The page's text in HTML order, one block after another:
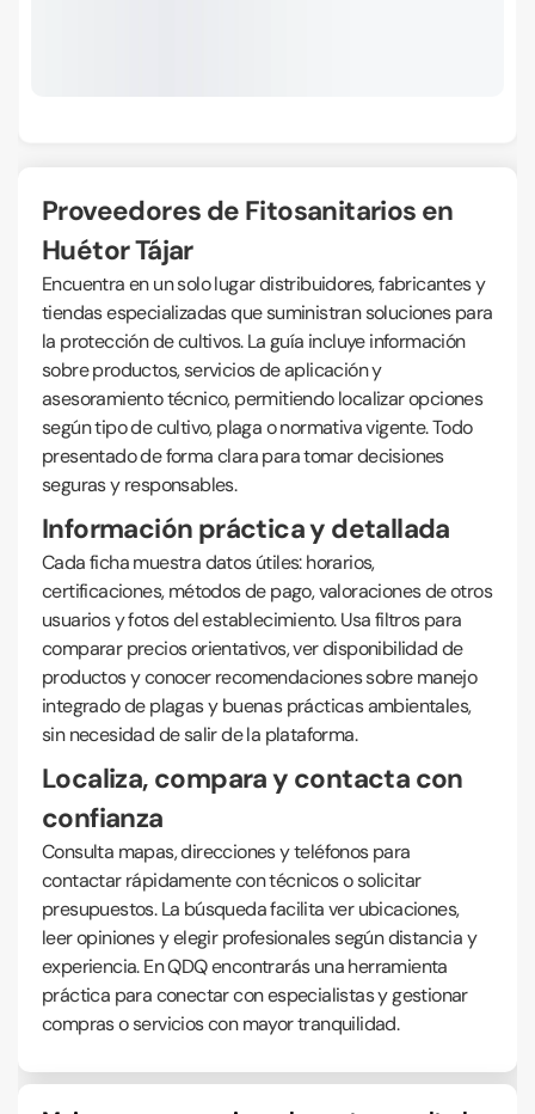
Proveedores de Fitosanitarios en
Huétor Tájar
Encuentra en un solo lugar distribuidores, fabricantes y
tiendas especializadas que suministran soluciones para
la protección de cultivos. La guía incluye información
sobre productos, servicios de aplicación y
asesoramiento técnico, permitiendo localizar opciones
según tipo de cultivo, plaga o normativa vigente. Todo
presentado de forma clara para tomar decisiones
seguras y responsables.
Información práctica y detallada
Cada ficha muestra datos útiles: horarios,
certificaciones, métodos de pago, valoraciones de otros
usuarios y fotos del establecimiento. Usa filtros para
comparar precios orientativos, ver disponibilidad de
productos y conocer recomendaciones sobre manejo
integrado de plagas y buenas prácticas ambientales,
sin necesidad de salir de la plataforma.
Localiza, compara y contacta con
confianza
Consulta mapas, direcciones y teléfonos para
contactar rápidamente con técnicos o solicitar
presupuestos. La búsqueda facilita ver ubicaciones,
leer opiniones y elegir profesionales según distancia y
experiencia. En QDQ encontrarás una herramienta
práctica para conectar con especialistas y gestionar
compras o servicios con mayor tranquilidad.